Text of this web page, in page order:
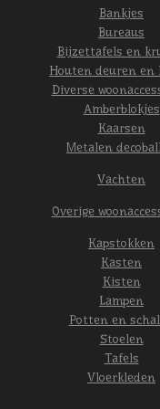
Bankjes
Bureaus
Bijzettafels en
Houten deuren en
Diverse
Amberblokjes
Kaarsen
Metalen
Vachten
Overige
Kapstokken
Kasten
Kisten
Lampen
Potten en
Stoelen
Tafels
Vloerkleden